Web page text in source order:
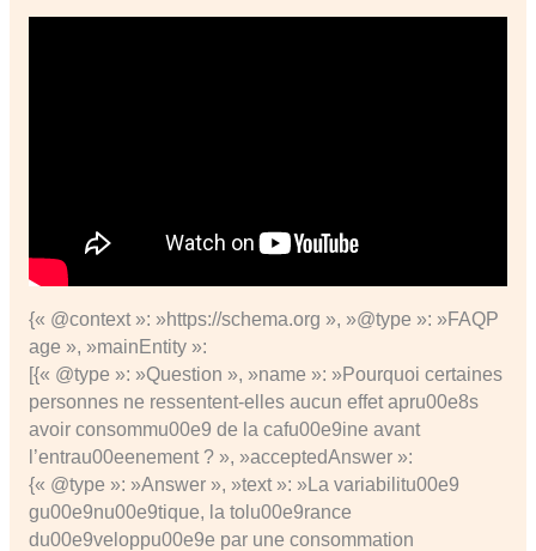
{« @context »: »https://schema.org », »@type »: »FAQP
age », »mainEntity »:
[{« @type »: »Question », »name »: »Pourquoi certaines
personnes ne ressentent-elles aucun effet apru00e8s
avoir consommu00e9 de la cafu00e9ine avant
l’entrau00eenement ? », »acceptedAnswer »:
{« @type »: »Answer », »text »: »La variabilitu00e9
gu00e9nu00e9tique, la tolu00e9rance
du00e9veloppu00e9e par une consommation